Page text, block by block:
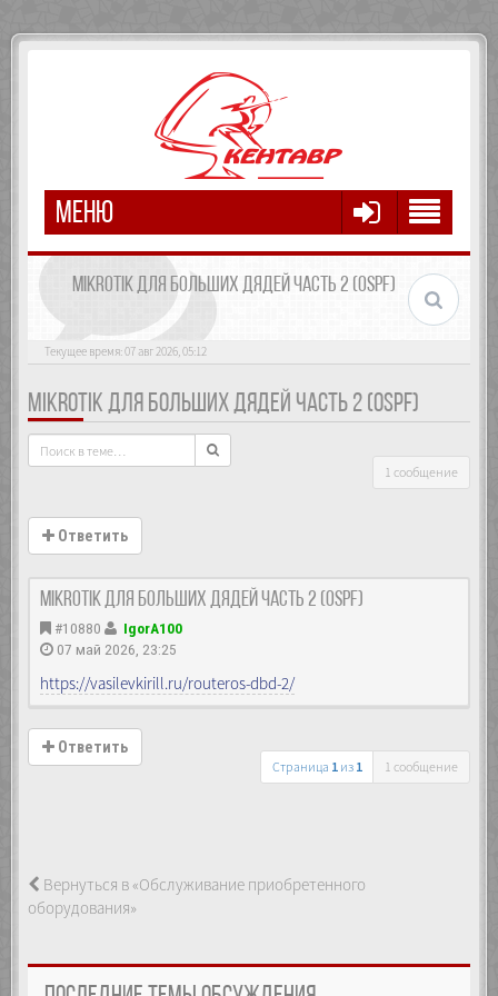
МЕНЮ
MIKROTIK ДЛЯ БОЛЬШИХ ДЯДЕЙ ЧАСТЬ 2 (OSPF)
Текущее время: 07 авг 2026, 05:12
MIKROTIK ДЛЯ БОЛЬШИХ ДЯДЕЙ ЧАСТЬ 2 (OSPF)
1 сообщение
Ответить
MikroTik Для больших дядей часть 2 (OSPF)
#10880
IgorA100
07 май 2026, 23:25
https://vasilevkirill.ru/routeros-dbd-2/
Ответить
Страница 1из 1 1 сообщение
Вернуться в «Обслуживание приобретенного
оборудования»